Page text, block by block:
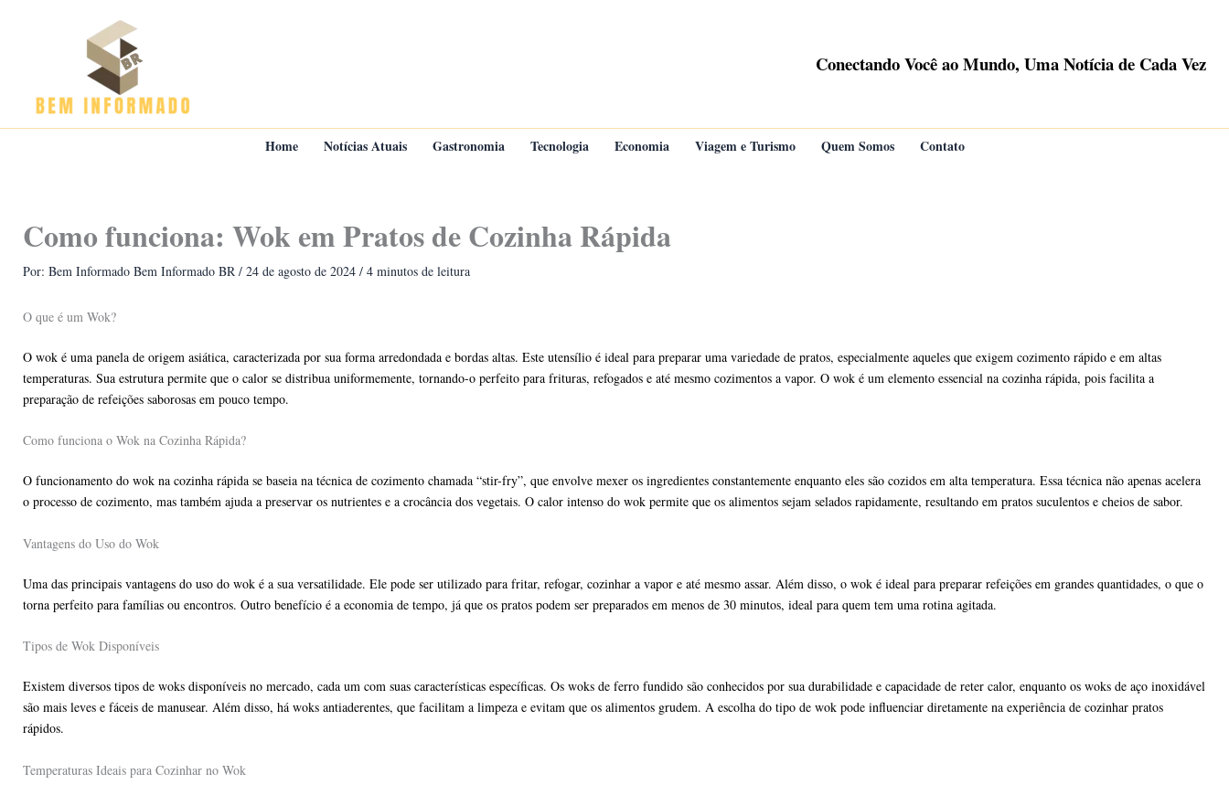
Conectando Você ao Mundo, Uma Notícia de Cada Vez
Home Notícias Atuais Gastronomia Tecnologia Economia Viagem e Turismo Quem Somos Contato
Como funciona: Wok em Pratos de Cozinha Rápida
Por: Bem Informado Bem Informado BR / 24 de agosto de 2024 / 4 minutos de leitura
O que é um Wok?
O wok é uma panela de origem asiática, caracterizada por sua forma arredondada e bordas altas. Este utensílio é ideal para preparar uma variedade de pratos, especialmente aqueles que exigem cozimento rápido e em altas
temperaturas. Sua estrutura permite que o calor se distribua uniformemente, tornando-o perfeito para frituras, refogados e até mesmo cozimentos a vapor. O wok é um elemento essencial na cozinha rápida, pois facilita a
preparação de refeições saborosas em pouco tempo.
Como funciona o Wok na Cozinha Rápida?
O funcionamento do wok na cozinha rápida se baseia na técnica de cozimento chamada “stir-fry”, que envolve mexer os ingredientes constantemente enquanto eles são cozidos em alta temperatura. Essa técnica não apenas acelera
o processo de cozimento, mas também ajuda a preservar os nutrientes e a crocância dos vegetais. O calor intenso do wok permite que os alimentos sejam selados rapidamente, resultando em pratos suculentos e cheios de sabor.
Vantagens do Uso do Wok
Uma das principais vantagens do uso do wok é a sua versatilidade. Ele pode ser utilizado para fritar, refogar, cozinhar a vapor e até mesmo assar. Além disso, o wok é ideal para preparar refeições em grandes quantidades, o que o
torna perfeito para famílias ou encontros. Outro benefício é a economia de tempo, já que os pratos podem ser preparados em menos de 30 minutos, ideal para quem tem uma rotina agitada.
Tipos de Wok Disponíveis
Existem diversos tipos de woks disponíveis no mercado, cada um com suas características específicas. Os woks de ferro fundido são conhecidos por sua durabilidade e capacidade de reter calor, enquanto os woks de aço inoxidável
são mais leves e fáceis de manusear. Além disso, há woks antiaderentes, que facilitam a limpeza e evitam que os alimentos grudem. A escolha do tipo de wok pode influenciar diretamente na experiência de cozinhar pratos
rápidos.
Temperaturas Ideais para Cozinhar no Wok